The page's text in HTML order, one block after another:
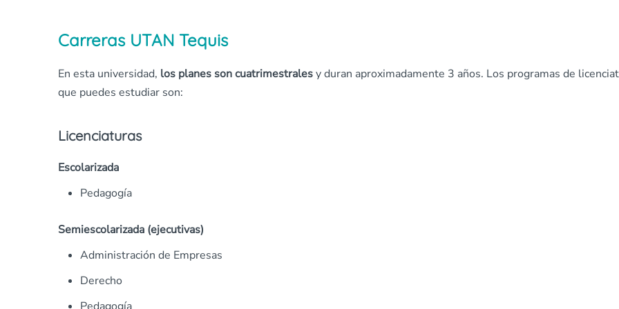
Carreras UTAN Tequis
En esta universidad, los planes son cuatrimestralesy duran aproximadamente 3 años. Los programas de
que puedes estudiar son:
Licenciaturas
Escolarizada
Pedagogía
Semiescolarizada (ejecutivas)
Administración de Empresas
Derecho